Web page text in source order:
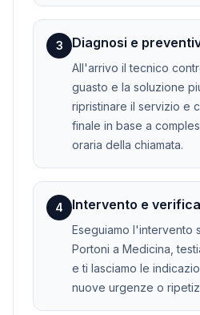
3 Diagnosi e
All'arrivo il tecnico
guasto e la soluzione
ripristinare il servizio e
finale in base a
oraria della chiamata.
4 Intervento e
Eseguiamo l'intervento
Portoni a Medicina,
e ti lasciamo le
nuove urgenze o